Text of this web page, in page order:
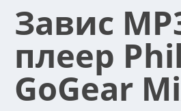
Завис
плеер
GoGear